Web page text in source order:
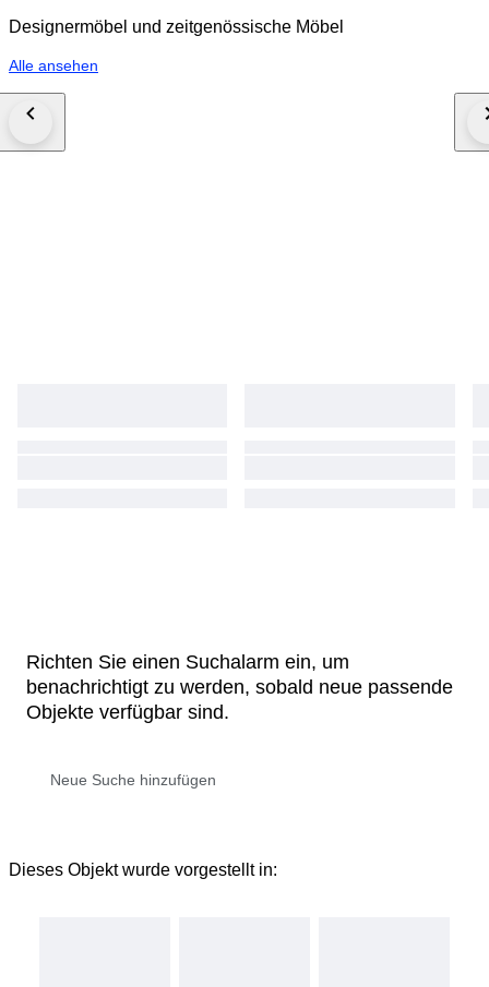
Designermöbel und zeitgenössische Möbel
Alle ansehen
Richten Sie einen Suchalarm ein, um
benachrichtigt zu werden, sobald neue passende
Objekte verfügbar sind.
Dieses Objekt wurde vorgestellt in: